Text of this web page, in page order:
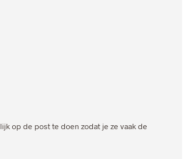
op de post te doen zodat je ze vaak de